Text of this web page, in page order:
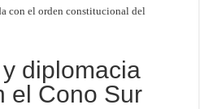
con el orden constitucional del
diplomacia
el Cono Sur